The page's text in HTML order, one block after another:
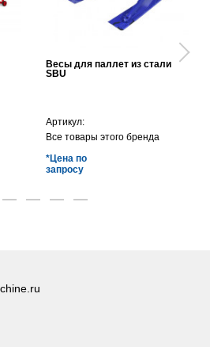
Весы для паллет из стали
SBU
Артикул:
Все товары этого бренда
*Цена по
запросу